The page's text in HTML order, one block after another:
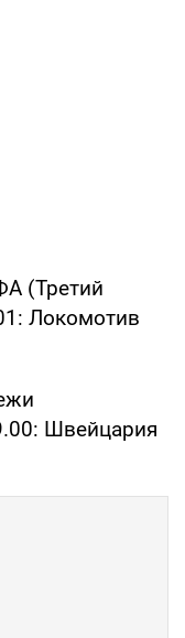
(Третий
Локомотив
Швейцария